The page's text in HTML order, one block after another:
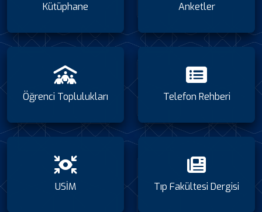
Kütüphane Anketler
Öğrenci Toplulukları Telefon Rehberi
USİM Tıp Fakültesi Dergisi